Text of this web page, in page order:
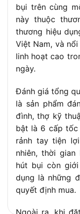
bụi trên cùng
này thuộc
thương hiệu
Việt Nam, và
linh hoạt cao
ngày.
Đánh giá tổng
là sản phẩm
đình, thợ kỹ
bật là 6 cấp tốc
rảnh tay tiện
nhiên, thời
hút bụi còn
dụng là những
quyết định mua.